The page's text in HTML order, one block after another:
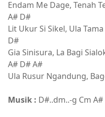
Endam Me Dage, Tenah
A# D#
Lit Ukur Si Sikel, Ula
D#
Gia Sinisura, La Bagi
A# D# A#
Ula Rusur Ngandung,
Musik : D#..dm..-g Cm